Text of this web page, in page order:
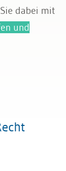
dabei mit
und